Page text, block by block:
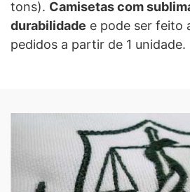
tons). Camisetas com
durabilidade e pode ser feito
pedidos a partir de 1 unidade.